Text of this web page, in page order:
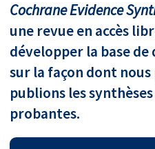
Cochrane Evidence
une revue en accès
développer la base
sur la façon dont
publions les
probantes.